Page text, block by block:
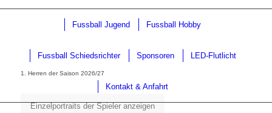
Fussball Jugend Fussball Hobby
Fussball Schiedsrichter Sponsoren LED-Flutlicht
Kontakt & Anfahrt
1. Herren der Saison 2026/27
Einzelportraits der Spieler anzeigen